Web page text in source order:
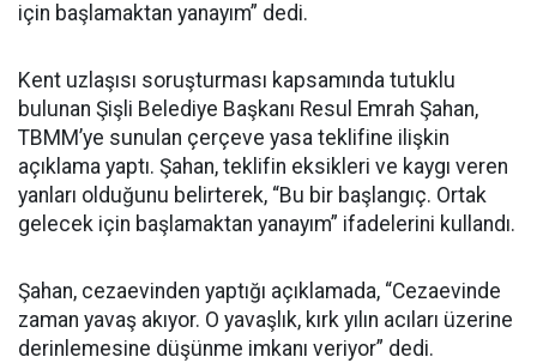
için başlamaktan yanayım” dedi.
Kent uzlaşısı soruşturması kapsamında tutuklu
bulunan Şişli Belediye Başkanı Resul Emrah Şahan,
TBMM’ye sunulan çerçeve yasa teklifine ilişkin
açıklama yaptı. Şahan, teklifin eksikleri ve kaygı veren
yanları olduğunu belirterek, “Bu bir başlangıç. Ortak
gelecek için başlamaktan yanayım” ifadelerini kullandı.
Şahan, cezaevinden yaptığı açıklamada, “Cezaevinde
zaman yavaş akıyor. O yavaşlık, kırk yılın acıları üzerine
derinlemesine düşünme imkanı veriyor” dedi.